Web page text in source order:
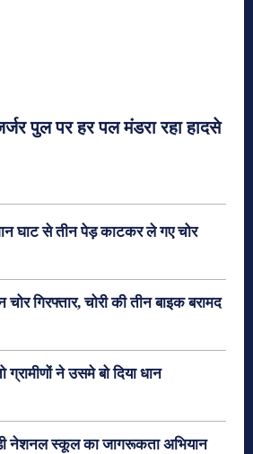
पुल पर हर पल मंडरा रहा हादसे
घाट से तीन पेड़ काटकर ले गए चोर
गिरफ्तार, चोरी की तीन बाइक बरामद
ने उसमे बो दिया धान
नेशनल स्कूल का जागरूकता अभियान